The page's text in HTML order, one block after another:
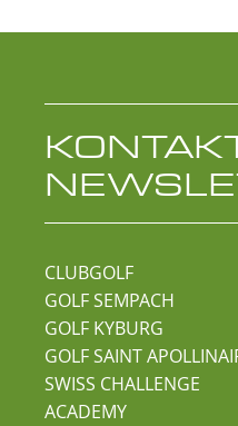
CLUBGOLF
GOLF SEMPACH
GOLF KYBURG
GOLF SAINT
SWISS CHALLENGE
ACADEMY